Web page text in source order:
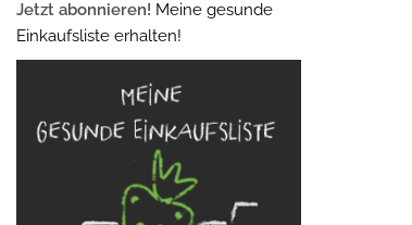
Jetzt abonnieren! Meine gesunde
Einkaufsliste erhalten!